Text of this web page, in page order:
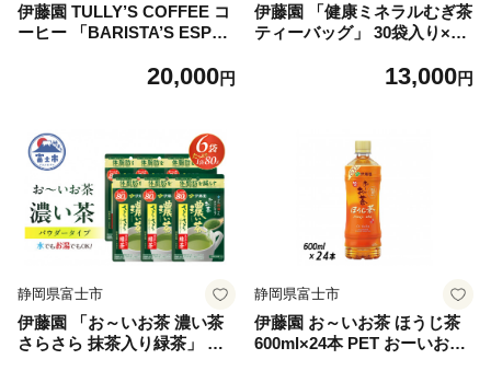
伊藤園 TULLY’S COFFEE コ
ーヒー 「BARISTA’S ESPRE
ズコーヒー 珈琲 飲料 富士市
20,000円
伊藤園 「健康ミネラルむぎ茶
ティーバッグ」 30袋入り×10
ノンカフェイン 富士市 飲料
13,000円
静岡県富士市
伊藤園 「お～いお茶 濃い茶
さらさら 抹茶入り緑茶」 パ
静岡県富士市
伊藤園 お～いお茶 ほうじ茶
600ml×24本 PET おーいお茶